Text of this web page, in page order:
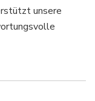
unsere